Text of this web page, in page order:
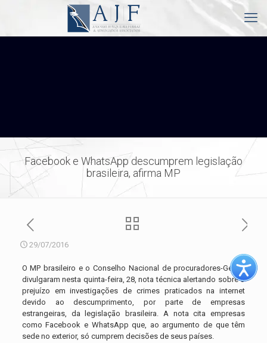
Facebook e WhatsApp descumprem legislação
brasileira, afirma MP
29/07/2016
O MP brasileiro e o Conselho Nacional de procuradores-Gerais
divulgaram nesta quinta-feira, 28, nota técnica alertando sobre o
prejuízo em investigações de crimes praticados na internet
devido ao descumprimento, por parte de empresas
estrangeiras, da legislação brasileira. A nota cita empresas
como Facebook e WhatsApp que, ao argumento de que têm
sede no exterior, só cumprem decisões de seus países.